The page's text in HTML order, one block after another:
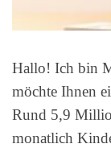
Hallo! Ich bin
möchte Ihnen
Rund 5,9
monatlich